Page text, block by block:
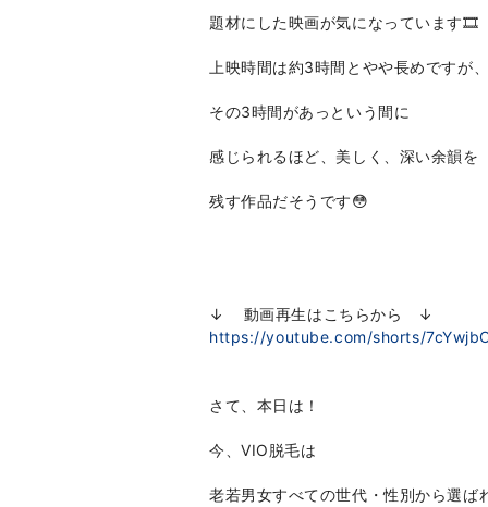
題材にした映画が気になっています🎞️
上映時間は約3時間とやや長めですが、
その3時間があっという間に
感じられるほど、美しく、深い余韻を
残す作品だそうです😳
↓ 動画再生はこちらから ↓
https://youtube.com/shorts/
さて、本日は！
今、VIO脱毛は
老若男女すべての世代・性別から選ば